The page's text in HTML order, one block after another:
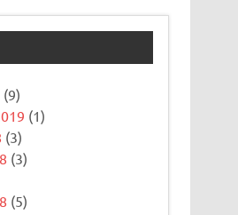
(9)
(1)
(3)
(3)
(5)